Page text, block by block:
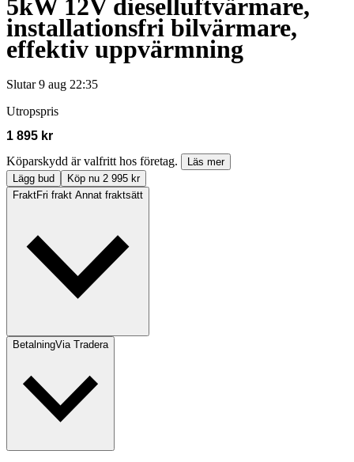
5kW 12V dieselluftvärmare,
installationsfri bilvärmare,
effektiv uppvärmning
Slutar 9 aug 22:35
Utropspris
1 895 kr
Köparskydd är valfritt hos företag.
Läs mer
Lägg bud
Köp nu 2 995 kr
FraktFri frakt Annat fraktsätt
BetalningVia Tradera